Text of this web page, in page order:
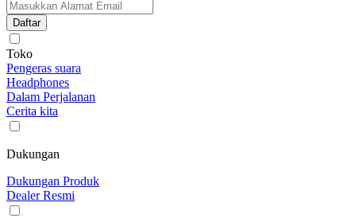
Daftar
Toko
Pengeras suara
Headphones
Dalam Perjalanan
Cerita kita
Dukungan
Dukungan Produk
Dealer Resmi